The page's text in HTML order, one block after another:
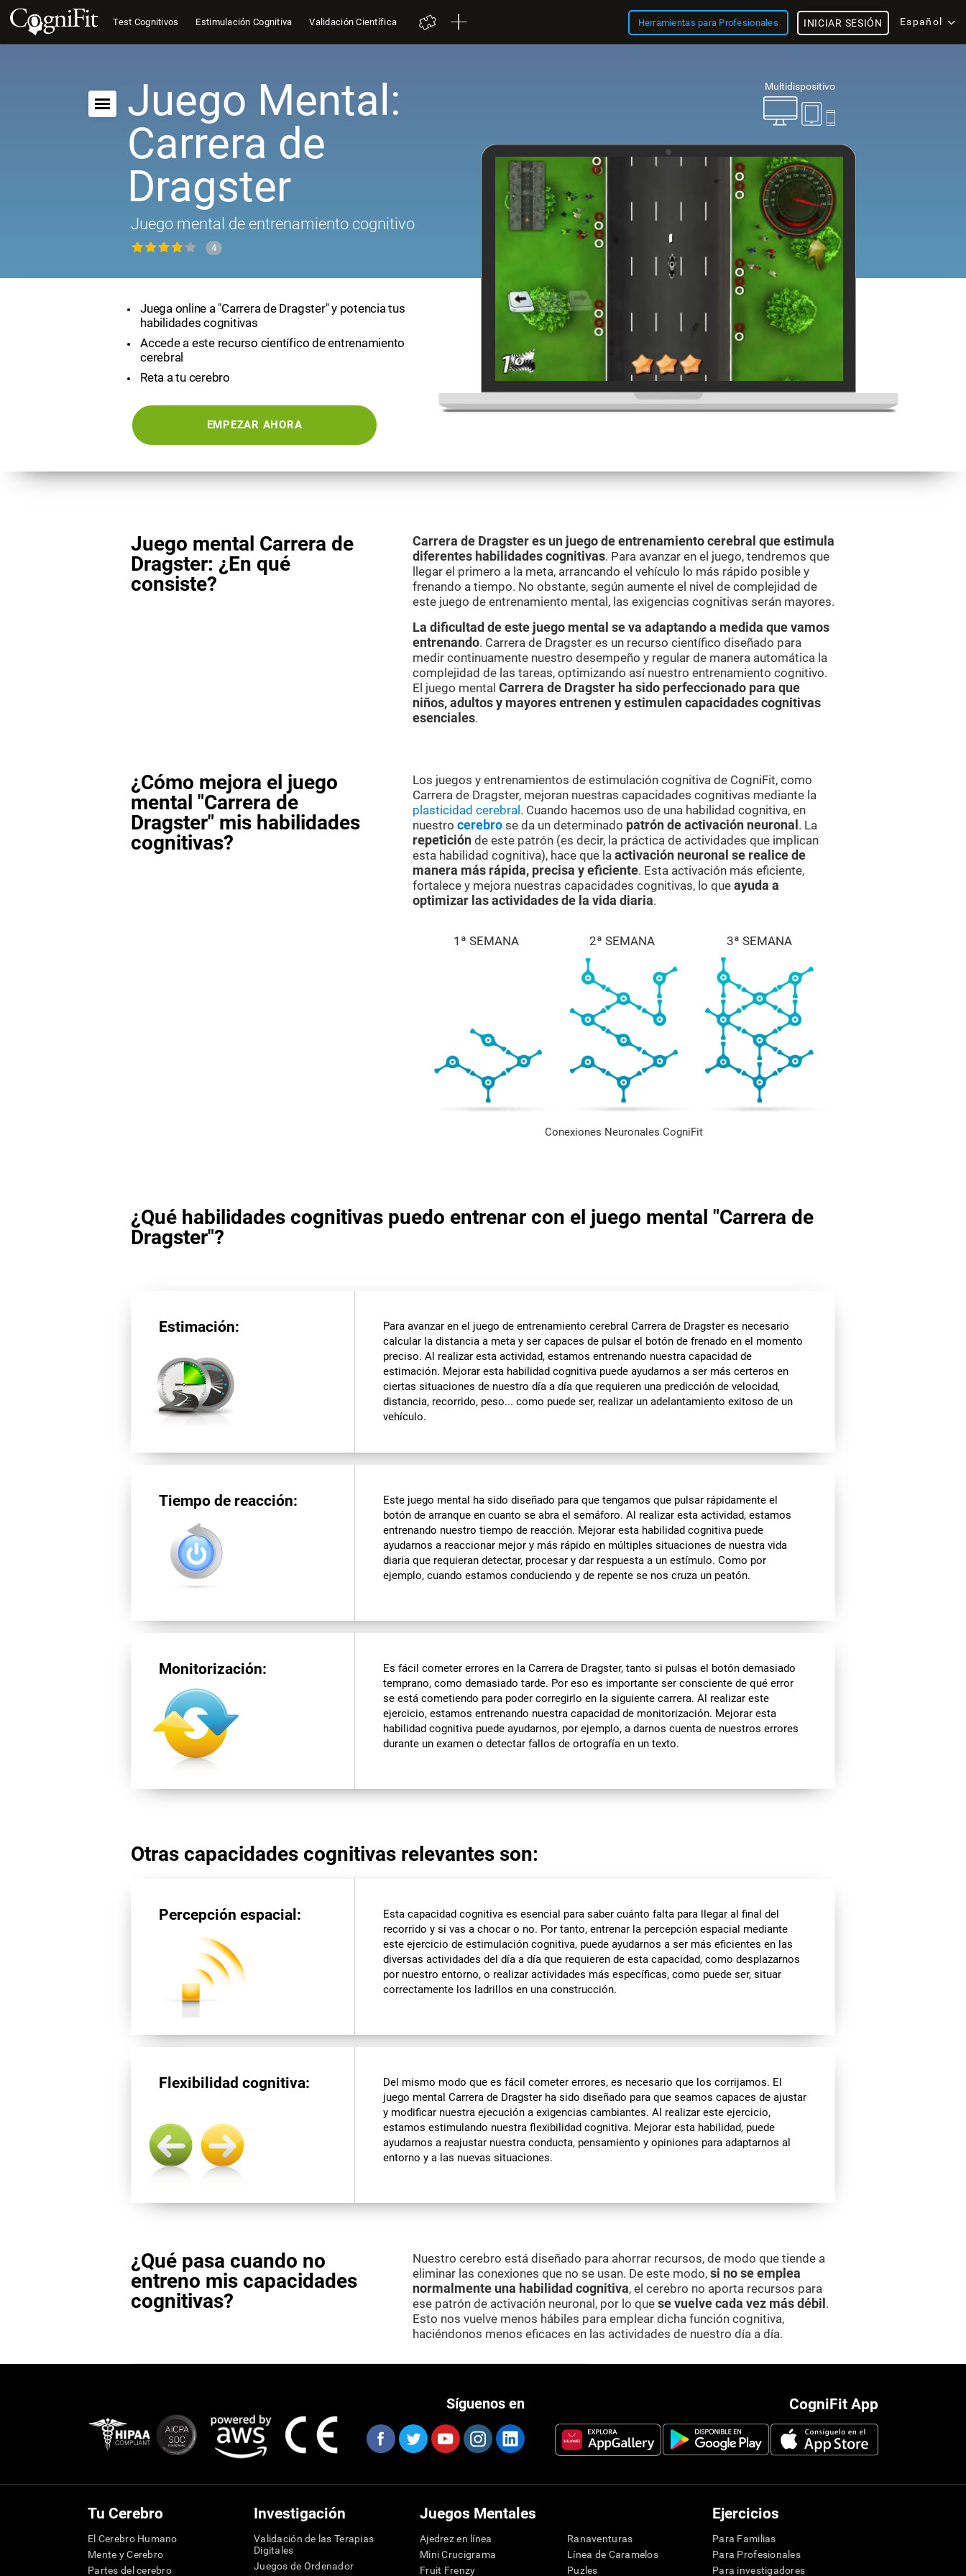
Test Cognitivos Estimulación Cognitiva Validación Científica Herramientas para Profesionales Español
INICIAR SESIÓN
Multidispositivo
Juego Mental:
Carrera de
Dragster
Juego mental de entrenamiento cognitivo
4
Juega online a "Carrera de Dragster" y potencia tus
habilidades cognitivas
Accede a este recurso científico de entrenamiento
cerebral
Reta a tu cerebro
EMPEZAR AHORA
Juego mental Carrera de
Dragster: ¿En qué
consiste?
Carrera de Dragster es un juego de entrenamiento cerebral que estimula
diferentes habilidades cognitivas. Para avanzar en el juego, tendremos que
llegar el primero a la meta, arrancando el vehículo lo más rápido posible y
frenando a tiempo. No obstante, según aumente el nivel de complejidad de
este juego de entrenamiento mental, las exigencias cognitivas serán mayores.
La dificultad de este juego mental se va adaptando a medida que vamos
entrenando. Carrera de Dragster es un recurso científico diseñado para
medir continuamente nuestro desempeño y regular de manera automática la
complejidad de las tareas, optimizando así nuestro entrenamiento cognitivo.
El juego mental Carrera de Dragster ha sido perfeccionado para que
niños, adultos y mayores entrenen y estimulen capacidades cognitivas
esenciales.
¿Cómo mejora el juego
mental "Carrera de
Dragster" mis habilidades
cognitivas?
Los juegos y entrenamientos de estimulación cognitiva de CogniFit, como
Carrera de Dragster, mejoran nuestras capacidades cognitivas mediante la
plasticidad cerebral . Cuando hacemos uso de una habilidad cognitiva, en
nuestro cerebro se da un determinado patrón de activación neuronal . La
repetición de este patrón (es decir, la práctica de actividades que implican
esta habilidad cognitiva), hace que la activación neuronal se realice de
manera más rápida, precisa y eficiente. Esta activación más eficiente,
fortalece y mejora nuestras capacidades cognitivas, lo que ayuda a
optimizar las actividades de la vida diaria.
1ª SEMANA 2ª SEMANA 3ª SEMANA
Conexiones Neuronales CogniFit
¿Qué habilidades cognitivas puedo entrenar con el juego mental "Carrera de
Dragster"?
Estimación:
Para avanzar en el juego de entrenamiento cerebral Carrera de Dragster es necesario
calcular la distancia a meta y ser capaces de pulsar el botón de frenado en el momento
preciso. Al realizar esta actividad, estamos entrenando nuestra capacidad de
estimación. Mejorar esta habilidad cognitiva puede ayudarnos a ser más certeros en
ciertas situaciones de nuestro día a día que requieren una predicción de velocidad,
distancia, recorrido, peso... como puede ser, realizar un adelantamiento exitoso de un
vehículo.
Tiempo de reacción:
Este juego mental ha sido diseñado para que tengamos que pulsar rápidamente el
botón de arranque en cuanto se abra el semáforo. Al realizar esta actividad, estamos
entrenando nuestro tiempo de reacción. Mejorar esta habilidad cognitiva puede
ayudarnos a reaccionar mejor y más rápido en múltiples situaciones de nuestra vida
diaria que requieran detectar, procesar y dar respuesta a un estímulo. Como por
ejemplo, cuando estamos conduciendo y de repente se nos cruza un peatón.
Monitorización:
Es fácil cometer errores en la Carrera de Dragster, tanto si pulsas el botón demasiado
temprano, como demasiado tarde. Por eso es importante ser consciente de qué error
se está cometiendo para poder corregirlo en la siguiente carrera. Al realizar este
ejercicio, estamos entrenando nuestra capacidad de monitorización. Mejorar esta
habilidad cognitiva puede ayudarnos, por ejemplo, a darnos cuenta de nuestros errores
durante un examen o detectar fallos de ortografía en un texto.
Otras capacidades cognitivas relevantes son:
Percepción espacial:
Esta capacidad cognitiva es esencial para saber cuánto falta para llegar al final del
recorrido y si vas a chocar o no. Por tanto, entrenar la percepción espacial mediante
este ejercicio de estimulación cognitiva, puede ayudarnos a ser más eficientes en las
diversas actividades del día a día que requieren de esta capacidad, como desplazarnos
por nuestro entorno, o realizar actividades más específicas, como puede ser, situar
correctamente los ladrillos en una construcción.
Flexibilidad cognitiva:
Del mismo modo que es fácil cometer errores, es necesario que los corrijamos. El
juego mental Carrera de Dragster ha sido diseñado para que seamos capaces de ajustar
y modificar nuestra ejecución a exigencias cambiantes. Al realizar este ejercicio,
estamos estimulando nuestra flexibilidad cognitiva. Mejorar esta habilidad, puede
ayudarnos a reajustar nuestra conducta, pensamiento y opiniones para adaptarnos al
entorno y a las nuevas situaciones.
¿Qué pasa cuando no
entreno mis capacidades
cognitivas?
Nuestro cerebro está diseñado para ahorrar recursos, de modo que tiende a
eliminar las conexiones que no se usan. De este modo, si no se emplea
normalmente una habilidad cognitiva, el cerebro no aporta recursos para
ese patrón de activación neuronal, por lo que se vuelve cada vez más débil .
Esto nos vuelve menos hábiles para emplear dicha función cognitiva,
haciéndonos menos eficaces en las actividades de nuestro día a día.
CogniFit App
Síguenos en
Tu Cerebro
El Cerebro Humano
Mente y Cerebro
Partes del cerebro
Investigación
Validación de las Terapias
Digitales
Juegos de Ordenador
Juegos Mentales
Ajedrez en línea
Mini Crucigrama
Fruit Frenzy
Ranaventuras
Línea de Caramelos
Puzles
Ejercicios
Para Familias
Para Profesionales
Para investigadores